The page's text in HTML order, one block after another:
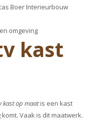
Boer Interieurbouw
omgeving
kast
kast op maatis een kast
Vaak is dit maatwerk.